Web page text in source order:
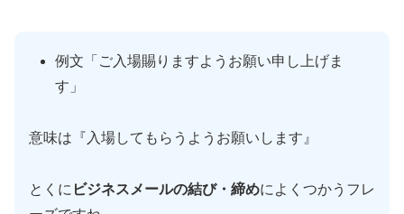
例文「ご入場賜りますようお願い申し上げま
す」
意味は『入場してもらうようお願いします』
とくに ビジネスメールの結び・締めによくつかうフレ